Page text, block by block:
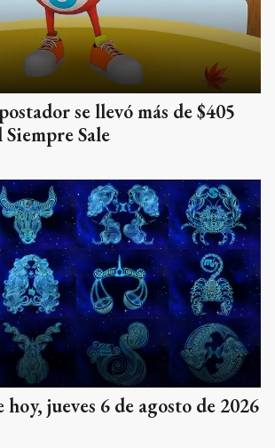
se llevó más de $405
Sale
jueves 6 de agosto de 2026